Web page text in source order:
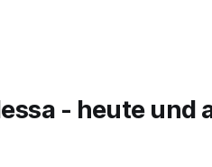
- heute und